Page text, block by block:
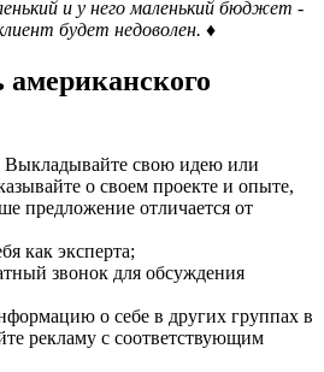
и у него маленький бюджет -
будет недоволен. ♦
Выкладывайте свою идею или
о своем проекте и опыте,
предложение отличается от
как эксперта;
звонок для обсуждения
о себе в других группах в
рекламу с соответствующим